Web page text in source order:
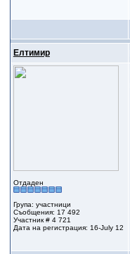
Елтимир
Отдаден
Група: участници
Съобщения: 17 492
Участник # 4 721
Дата на регистрация: 16-July 12